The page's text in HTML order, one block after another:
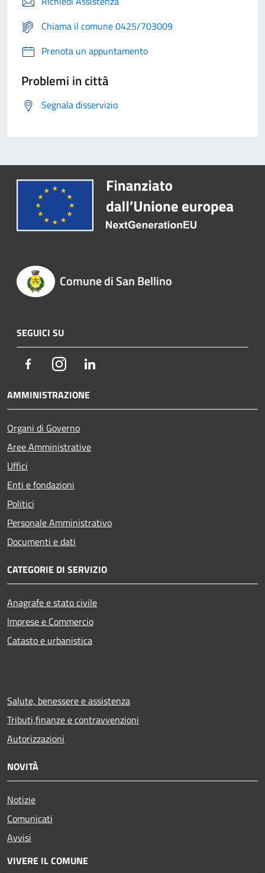
Chiama il comune 0425/703009
Prenota un appuntamento
Problemi in città
Segnala disservizio
Comune di San Bellino
SEGUICI SU
FacebookInstagram
AMMINISTRAZIONE
Organi di Governo
Aree Amministrative
Uffici
Enti e fondazioni
Politici
Personale Amministrativo
Documenti e dati
CATEGORIE DI SERVIZIO
Anagrafe e stato civile
Imprese e Commercio
Catasto e urbanistica
Salute, benessere e assistenza
Tributi,finanze e contravvenzioni
Autorizzazioni
NOVITÀ
Notizie
Comunicati
Avvisi
VIVERE IL COMUNE